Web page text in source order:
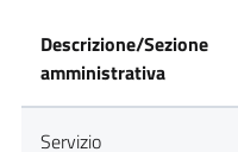
Descrizione/Sezione
amministrativa
Servizio